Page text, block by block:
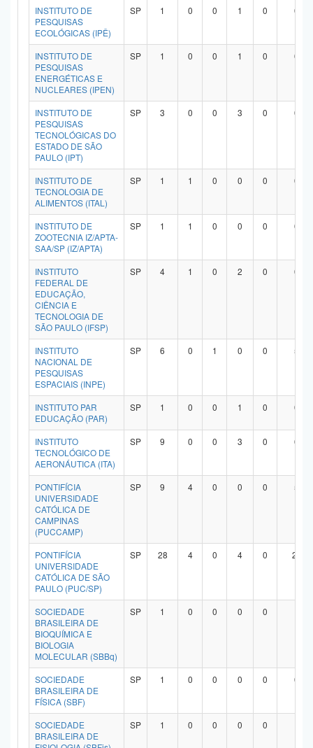
INSTITUTO DE
PESQUISAS
ECOLÓGICAS (IPÊ)
SP 1 0 0 1 0 0
INSTITUTO DE
PESQUISAS
ENERGÉTICAS E
NUCLEARES (IPEN)
SP 1 0 0 1 0 0
INSTITUTO DE
PESQUISAS
TECNOLÓGICAS DO
ESTADO DE SÃO
PAULO (IPT)
SP 3 0 0 3 0 0
INSTITUTO DE
TECNOLOGIA DE
ALIMENTOS (ITAL)
SP 1 1 0 0 0 0
INSTITUTO DE
ZOOTECNIA IZ/APTA-
SAA/SP (IZ/APTA)
SP 1 1 0 0 0 0
INSTITUTO
FEDERAL DE
EDUCAÇÃO,
CIÊNCIA E
TECNOLOGIA DE
SÃO PAULO (IFSP)
SP 4 1 0 2 0 0
INSTITUTO
NACIONAL DE
PESQUISAS
ESPACIAIS (INPE)
SP 6 0 1 0 0 5
INSTITUTO PAR
EDUCAÇÃO (PAR)
SP 1 0 0 1 0 0
INSTITUTO
TECNOLÓGICO DE
AERONÁUTICA (ITA)
SP 9 0 0 3 0 6
PONTIFÍCIA
UNIVERSIDADE
CATÓLICA DE
CAMPINAS
(PUCCAMP)
SP 9 4 0 0 0 5
PONTIFÍCIA
UNIVERSIDADE
CATÓLICA DE SÃO
PAULO (PUC/SP)
SP 28 4 0 4 0 20
SOCIEDADE
BRASILEIRA DE
BIOQUÍMICA E
BIOLOGIA
MOLECULAR (SBBq)
SP 1 0 0 0 0
SOCIEDADE
BRASILEIRA DE
FÍSICA (SBF)
SP 1 0 0 0 0 0
SOCIEDADE
BRASILEIRA DE
SP 1 0 0 0 0